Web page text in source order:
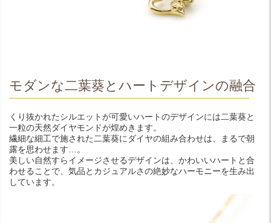
モダンな二葉葵とハートデザインの融合
くり抜かれたシルエットが可愛いハートのデザインには二葉葵と
一粒の天然ダイヤモンドが煌めきます。
繊細な細工で施された二葉葵にダイヤの組み合わせは、まるで朝
露を思わせます…。
美しい自然すらイメージさせるデザインは、かわいいハートと合
わせることで、気品とカジュアルさの絶妙なハーモニーを生み出
しています。